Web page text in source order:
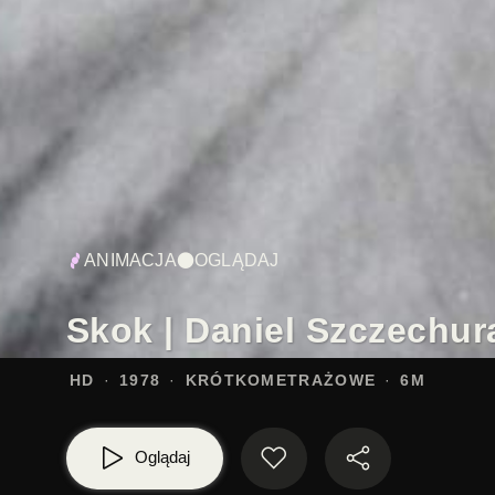
ANIMACJA OGLĄDAJ
Skok | Daniel
HD 1978 KRÓTKOMETRAŻOWE 6M
Oglądaj